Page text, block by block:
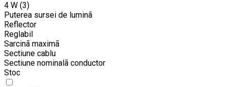
4 W (3)
Puterea sursei de luminã
Reflector
Reglabil
Sarcinã maximã
Sectiune cablu
Sectiune nominalã conductor
Stoc